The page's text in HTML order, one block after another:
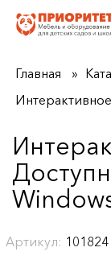
Главная
Артикул: 101824